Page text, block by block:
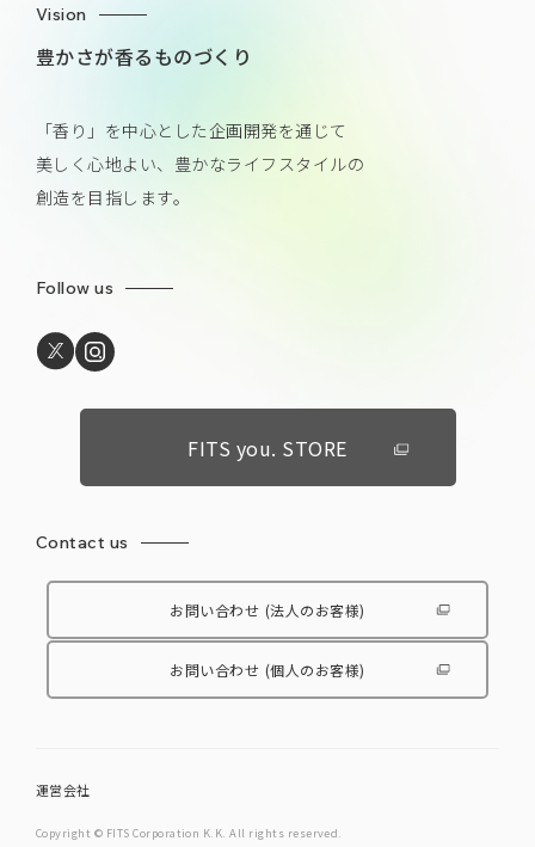
Vision
豊かさが香るものづくり
「香り」を中心とした企画開発を通じて
美しく心地よい、豊かなライフスタイルの
創造を目指します。
Follow us
FITS you. STORE
Contact us
お問い合わせ (法人のお客様)
お問い合わせ (個人のお客様)
運営会社
Copyright © FITS Corporation K.K. All rights reserved.